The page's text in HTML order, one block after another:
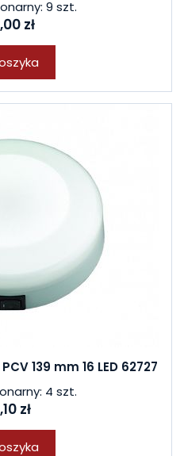
9 szt.
zł
139 mm 16 LED 62727
4 szt.
zł